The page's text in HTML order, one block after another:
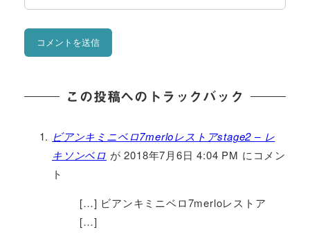
この投稿へのトラックバック
ビアンキミニベロ7merloレストアstage2 – レ
キソンベロ が 2018年7月6日 4:04 PM にコメン
ト
[…] ビアンキミニベロ7merloレストア
[…]